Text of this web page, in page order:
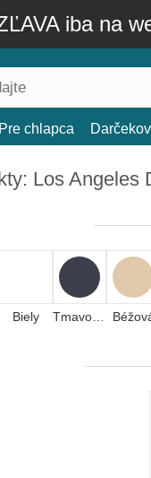
iba na
Pre chlapca
Los Angeles
Biely